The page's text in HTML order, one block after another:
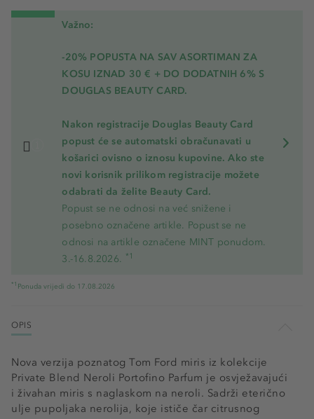
Važno:
-20% POPUSTA NA SAV ASORTIMAN ZA
KOSU IZNAD 30 € + DO DODATNIH 6% S
DOUGLAS BEAUTY CARD.
Nakon registracije Douglas Beauty Card
popust će se automatski obračunavati u
košarici ovisno o iznosu kupovine. Ako ste
novi korisnik prilikom registracije možete
odabrati da želite Beauty Card.
Popust se ne odnosi na već snižene i
posebno označene artikle. Popust se ne
odnosi na artikle označene MINT ponudom.
3.-16.8.2026. *1
*1 Ponuda vrijedi do 17.08.2026
OPIS
Nova verzija poznatog Tom Ford miris iz kolekcije
Private Blend Neroli Portofino Parfum je osvježavajući
i živahan miris s naglaskom na neroli. Sadrži eterično
ulje pupoljaka nerolija, koje ističe čar citrusnog